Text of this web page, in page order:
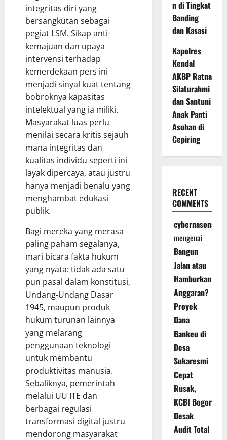
integritas diri yang
bersangkutan sebagai
pegiat LSM. Sikap anti-
kemajuan dan upaya
intervensi terhadap
kemerdekaan pers ini
menjadi sinyal kuat tentang
bobroknya kapasitas
intelektual yang ia miliki.
Masyarakat luas perlu
menilai secara kritis sejauh
mana integritas dan
kualitas individu seperti ini
layak dipercaya, atau justru
hanya menjadi benalu yang
menghambat edukasi
publik.
Bagi mereka yang merasa
paling paham segalanya,
mari bicara fakta hukum
yang nyata: tidak ada satu
pun pasal dalam konstitusi,
Undang-Undang Dasar
1945, maupun produk
hukum turunan lainnya
yang melarang
penggunaan teknologi
untuk membantu
produktivitas manusia.
Sebaliknya, pemerintah
melalui UU ITE dan
berbagai regulasi
transformasi digital justru
mendorong masyarakat
n di Tingkat
Banding
dan Kasasi
Kapolres
Kendal
AKBP Ratna
Silaturahmi
dan Santuni
Anak Panti
Asuhan di
Cepiring
RECENT
COMMENTS
cybernasonal
mengenai
Bangun
Jalan atau
Hamburkan
Anggaran?
Proyek
Dana
Bankeu di
Desa
Sukaresmi
Cepat
Rusak,
KCBI Bogor
Desak
Audit Total